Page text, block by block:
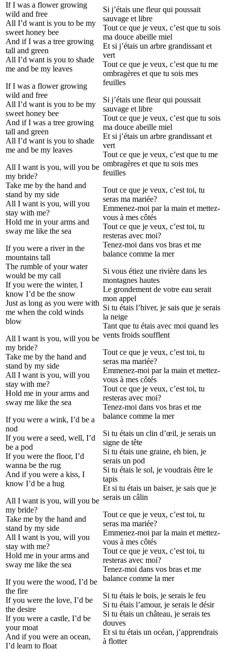
If I was a flower growing
wild and free
All I’d want is you to be my
sweet honey bee
And if I was a tree growing
tall and green
All I’d want is you to shade
me and be my leaves
If I was a flower growing
wild and free
All I’d want is you to be my
sweet honey bee
And if I was a tree growing
tall and green
All I’d want is you to shade
me and be my leaves
All I want is you, will you be
my bride?
Take me by the hand and
stand by my side
All I want is you, will you
stay with me?
Hold me in your arms and
sway me like the sea
If you were a river in the
mountains tall
The rumble of your water
would be my call
If you were the winter, I
know I’d be the snow
Just as long as you were with
me when the cold winds
blow
All I want is you, will you be
my bride?
Take me by the hand and
stand by my side
All I want is you, will you
stay with me?
Hold me in your arms and
sway me like the sea
If you were a wink, I’d be a
nod
If you were a seed, well, I’d
be a pod
If you were the floor, I’d
wanna be the rug
And if you were a kiss, I
know I’d be a hug
All I want is you, will you be
my bride?
Take me by the hand and
stand by my side
All I want is you, will you
stay with me?
Hold me in your arms and
sway me like the sea
If you were the wood, I’d be
the fire
If you were the love, I’d be
the desire
If you were a castle, I’d be
your moat
And if you were an ocean,
I’d learn to float
Si j’étais une fleur qui poussait
sauvage et libre
Tout ce que je veux, c’est que tu sois
ma douce abeille miel
Et si j’étais un arbre grandissant et
vert
Tout ce que je veux, c’est que tu me
ombragères et que tu sois mes
feuilles
Si j’étais une fleur qui poussait
sauvage et libre
Tout ce que je veux, c’est que tu sois
ma douce abeille miel
Et si j’étais un arbre grandissant et
vert
Tout ce que je veux, c’est que tu me
ombragères et que tu sois mes
feuilles
Tout ce que je veux, c’est toi, tu
seras ma mariée?
Emmenez-moi par la main et mettez-
vous à mes côtés
Tout ce que je veux, c’est toi, tu
resteras avec moi?
Tenez-moi dans vos bras et me
balance comme la mer
Si vous étiez une rivière dans les
montagnes hautes
Le grondement de votre eau serait
mon appel
Si tu étais l’hiver, je sais que je serais
la neige
Tant que tu étais avec moi quand les
vents froids soufflent
Tout ce que je veux, c’est toi, tu
seras ma mariée?
Emmenez-moi par la main et mettez-
vous à mes côtés
Tout ce que je veux, c’est toi, tu
resteras avec moi?
Tenez-moi dans vos bras et me
balance comme la mer
Si tu étais un clin d’œil, je serais un
signe de tête
Si tu étais une graine, eh bien, je
serais un pod
Si tu étais le sol, je voudrais être le
tapis
Et si tu étais un baiser, je sais que je
serais un câlin
Tout ce que je veux, c’est toi, tu
seras ma mariée?
Emmenez-moi par la main et mettez-
vous à mes côtés
Tout ce que je veux, c’est toi, tu
resteras avec moi?
Tenez-moi dans vos bras et me
balance comme la mer
Si tu étais le bois, je serais le feu
Si tu étais l’amour, je serais le désir
Si tu étais un château, je serais tes
douves
Et si tu étais un océan, j’apprendrais
à flotter